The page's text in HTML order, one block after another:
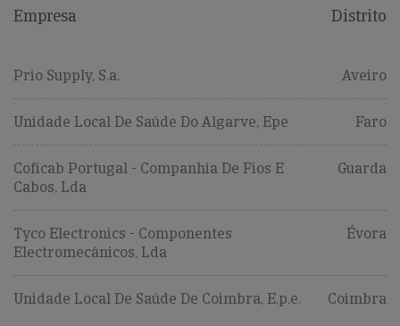
Empresa Distrito
Prio Supply, S.a. Aveiro
Unidade Local De Saúde Do Algarve, Epe Faro
Coficab Portugal - Companhia De Fios E
Cabos, Lda
Guarda
Tyco Electronics - Componentes
Electromecânicos, Lda
Évora
Unidade Local De Saúde De Coimbra, E.p.e. Coimbra